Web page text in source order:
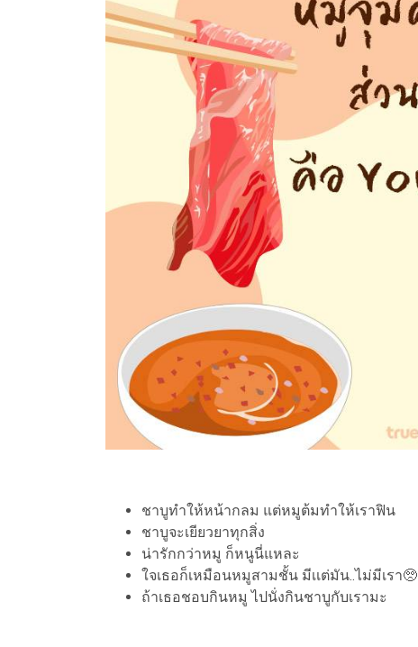
ชาบูทำให้หน้ากลม แต่หมูต้มทำให้เราฟิน
ชาบูจะเยียวยาทุกสิ่ง
น่ารักกว่าหมู ก็หนูนี่แหละ
ใจเธอก็เหมือนหมูสามชั้น มีเเต่มัน..ไม่มีเรา🥺
ถ้าเธอชอบกินหมู ไปนั่งกินชาบูกับเรามะ